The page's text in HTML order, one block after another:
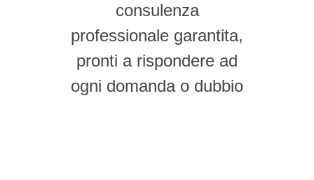
consulenza
professionale garantita,
pronti a rispondere ad
ogni domanda o dubbio